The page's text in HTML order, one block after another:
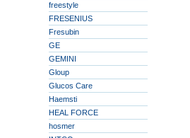
freestyle
FRESENIUS
Fresubin
GE
GEMINI
Gloup
Glucos Care
Haemsti
HEAL FORCE
hosmer